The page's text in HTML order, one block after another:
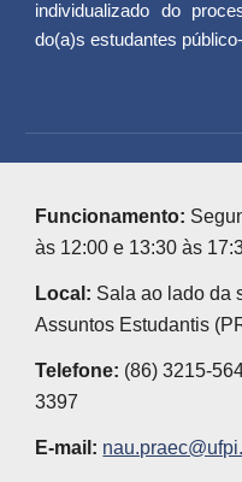
individualizado do
do(a)s estudantes
Funcionamento:
às 12:00 e 13:30 às
Local: Sala ao lado da
Assuntos Estudantis
Telefone: (86) 3215-
3397
E-mail: